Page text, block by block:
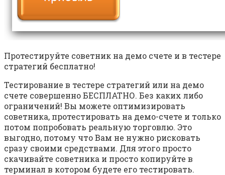
Протестируйте советник на демо счете и в тестере
стратегий бесплатно!
Тестирование в тестере стратегий или на демо
счете совершенно БЕСПЛАТНО. Без каких либо
ограничений! Вы можете оптимизировать
советника, протестировать на демо-счете и только
потом попробовать реальную торговлю. Это
выгодно, потому что Вам не нужно рисковать
сразу своими средствами. Для этого просто
скачивайте советника и просто копируйте в
терминал в котором будете его тестировать.